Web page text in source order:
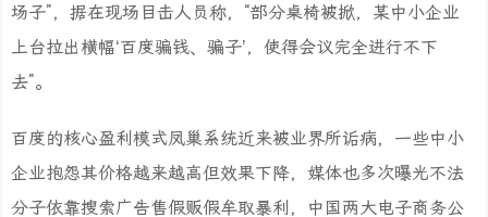
场子”，据在现场目击人员称，“部分桌椅被掀，某中小企业
上台拉出横幅‘百度骗钱、骗子’，使得会议完全进行不下
去”。
百度的核心盈利模式凤巢系统近来被业界所诟病，一些中小
企业抱怨其价格越来越高但效果下降，媒体也多次曝光不法
分子依靠搜索广告售假贩假牟取暴利，中国两大电子商务公